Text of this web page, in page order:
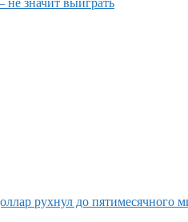
значит выиграть
рухнул до пятимесячного